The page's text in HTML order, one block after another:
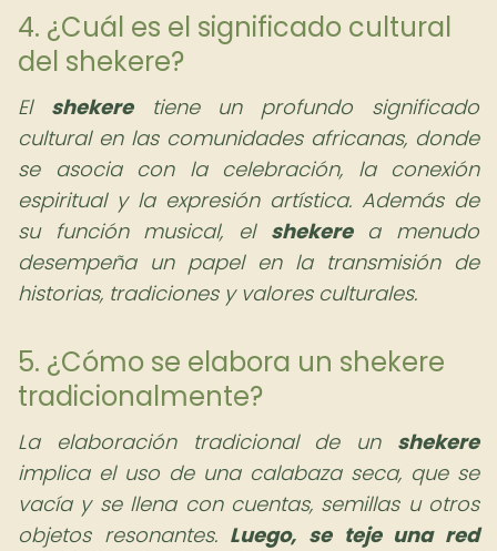
4. ¿Cuál es el significado cultural
del shekere?
El shekeretiene un profundo significado
cultural en las comunidades africanas, donde
se asocia con la celebración, la conexión
espiritual y la expresión artística. Además de
su función musical, el shekerea menudo
desempeña un papel en la transmisión de
historias, tradiciones y valores culturales.
5. ¿Cómo se elabora un shekere
tradicionalmente?
La elaboración tradicional de un shekere
implica el uso de una calabaza seca, que se
vacía y se llena con cuentas, semillas u otros
objetos resonantes. Luego, se teje una red